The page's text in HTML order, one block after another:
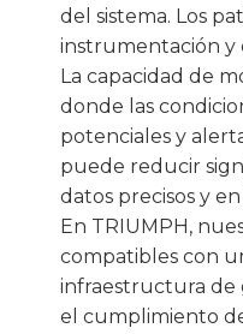
del sistema. Los
instrumentación y
La capacidad de
donde las
potenciales y
puede reducir
datos precisos y
En TRIUMPH,
compatibles con
infraestructura de
el cumplimiento